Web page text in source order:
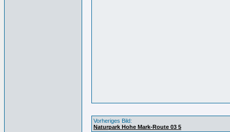
Vorheriges Bild:
Naturpark Hohe Mark-Route 03 5